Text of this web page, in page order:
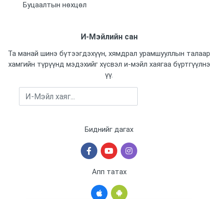
Power input
Мемори картны оролт
Тийм
Бичих горим
Буцаалтын нөхцөл
И-Мэйлийн сан
Та манай шинэ бүтээгдэхүүн, хямдрал урамшууллын талаар
хамгийн түрүүнд мэдэхийг хүсвэл и-мэйл хаягаа бүртгүүлнэ
үү.
Биднийг дагах
Апп татах